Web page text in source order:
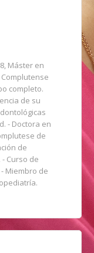
Máster en
completo.
de su
- Doctora en
de
de
Curso de
Miembro de